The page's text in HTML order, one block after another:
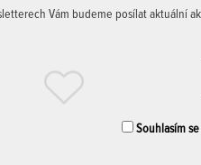
Vám budeme posílat aktuální
Souhlasím